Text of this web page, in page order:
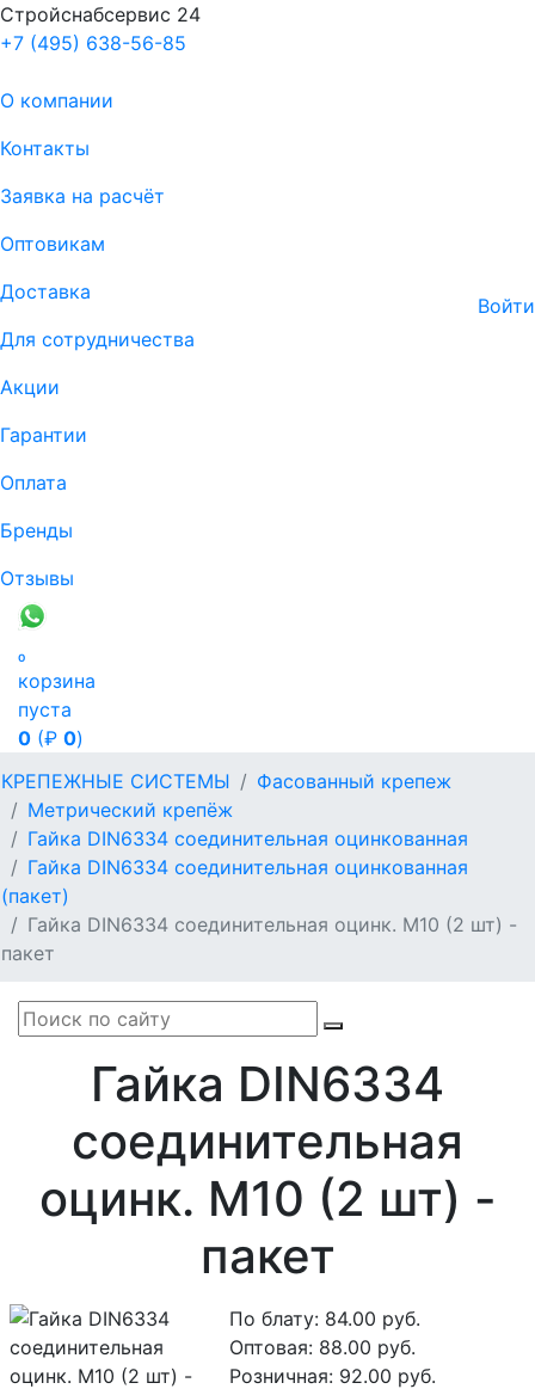
Стройснабсервис 24
+7 (495) 638-56-85
О компании
Контакты
Заявка на расчёт
Оптовикам
Доставка
Для сотрудничества
Акции
Гарантии
Оплата
Бренды
Отзывы
Войти

корзина
пуста
0 (₽ 0)
КРЕПЕЖНЫЕ СИСТЕМЫ
Фасованный крепеж
Метрический крепёж
Гайка DIN6334 соединительная оцинкованная
Гайка DIN6334 соединительная оцинкованная
(пакет)
Гайка DIN6334 соединительная оцинк. М10 (2 шт) -
пакет
Гайка DIN6334
соединительная
оцинк. М10 (2 шт) -
пакет
По блату: 84.00 руб.
Оптовая: 88.00 руб.
Розничная: 92.00 руб.